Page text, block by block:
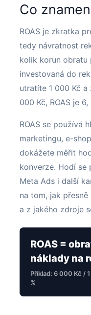
Co
ROAS je zkratka
tedy návratnost
kolik korun obratu
investovaná do
utratíte 1 000 Kč
000 Kč, ROAS je
ROAS se používá
marketingu, e-
dokážete měřit
konverze. Hodí se
Meta Ads i další
na tom, jak
a z jakého zdroje
ROAS =
náklady na
Příklad: 6 000 Kč /
%